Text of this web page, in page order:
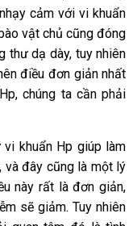
cảm với vi khuẩn
vật chủ cũng đóng
thư dạ dày, tuy nhiên
điều đơn giản nhất
chúng ta cần phải
khuẩn Hp giúp làm
và đây cũng là một lý
này rất là đơn giản,
sẽ giảm. Tuy nhiên